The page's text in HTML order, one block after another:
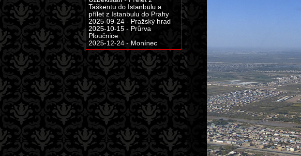
Taškentu do Istanbulu a
přílet z Istanbulu do Prahy
2025-09-24 - Pražský hrad
2025-10-15 - Průrva
Ploučnice
2025-12-24 - Monínec